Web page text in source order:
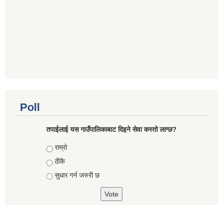
Poll
तपाईलाई यस गाउँपालिकाबाट दिइने सेवा कस्तो लाग्छ?
Choices
राम्राे
ठीकै
सुधार गर्न जरुरी छ